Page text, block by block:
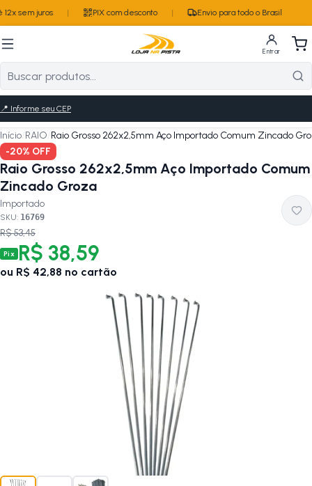
sem juros PIX com desconto Envio para todo o Brasil
Entrar
📍 Informe seu CEP
Início/RAIO/Raio Grosso 262x2,5mm Aço Importado Comum Zincado
-20% OFF
Raio Grosso 262x2,5mm Aço Importado Comum
Zincado Groza
Importado
SKU: 16769
R$ 53,45
Pix R$ 38,59
ou R$ 42,88 no cartão